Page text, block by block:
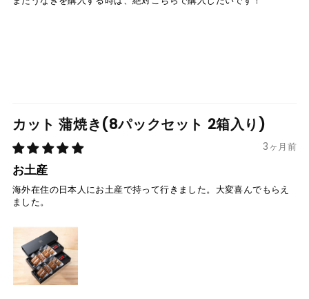
カット 蒲焼き(8パックセット 2箱入り)
3ヶ月前
お土産
海外在住の日本人にお土産で持って行きました。大変喜んでもらえ
ました。